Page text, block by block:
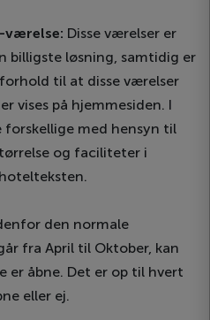
værelse: Disse værelser er
billigste løsning, samtidig er
til at disse værelser
vises på hjemmesiden. I
med hensyn til
og faciliteter i
den normale
fra April til Oktober, kan
er åbne. Det er op til hvert
eller ej.